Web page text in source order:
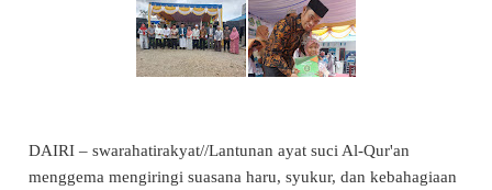
DAIRI – swarahatirakyat//Lantunan ayat suci Al-Qur'an
menggema mengiringi suasana haru, syukur, dan kebahagiaan